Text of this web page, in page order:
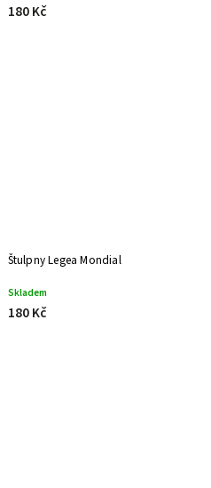
180 Kč
Štulpny Legea Mondial
Skladem
180 Kč